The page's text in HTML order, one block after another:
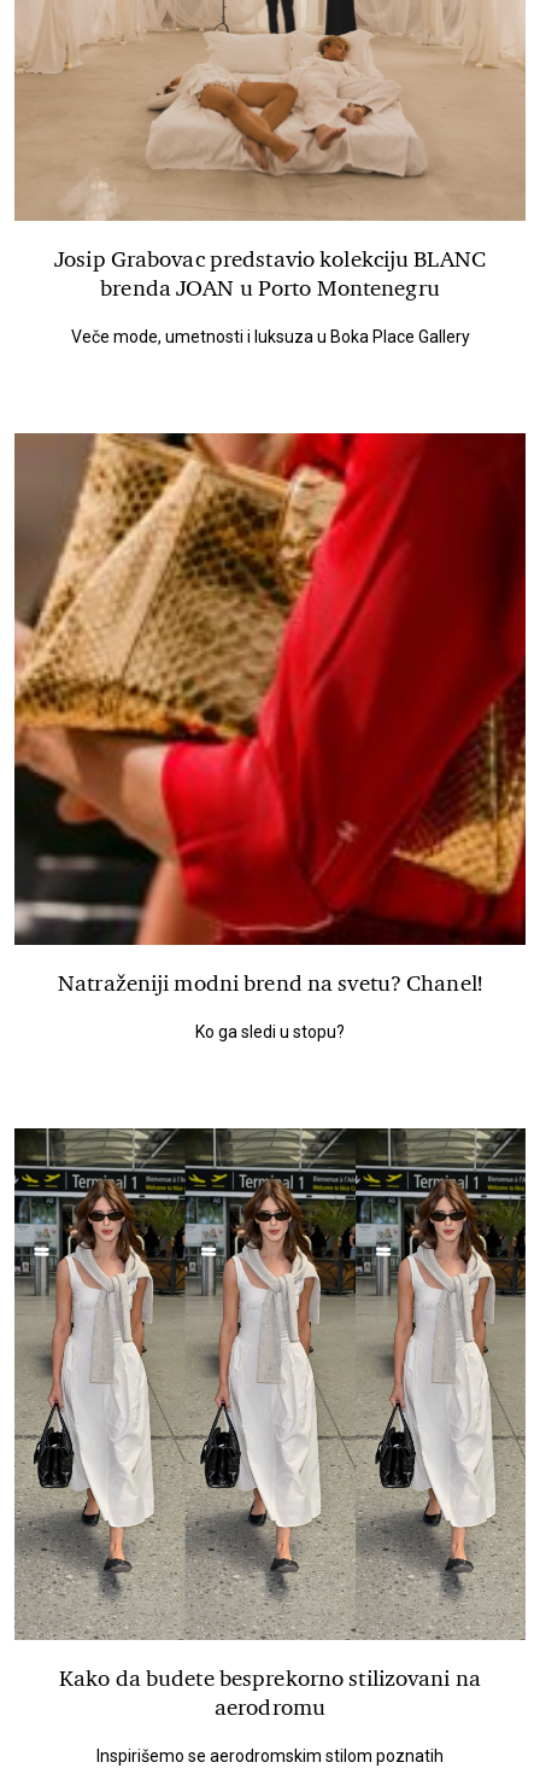
Josip Grabovac predstavio kolekciju BLANC
brenda JOAN u Porto Montenegru
Veče mode, umetnosti i luksuza u Boka Place Gallery
Natraženiji modni brend na svetu? Chanel!
Ko ga sledi u stopu?
Kako da budete besprekorno stilizovani na
aerodromu
Inspirišemo se aerodromskim stilom poznatih